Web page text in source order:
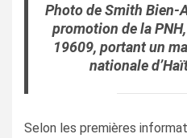
Photo de Smith Bien-
promotion de la
19609, portant un
nationale
Selon les premières